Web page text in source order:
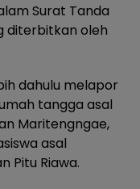
Surat Tanda
diterbitkan oleh
dahulu melapor
tangga asal
Maritengngae,
asal
Pitu Riawa.